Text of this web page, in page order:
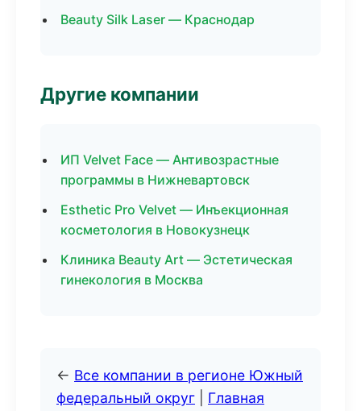
Beauty Silk Laser — Краснодар
Другие компании
ИП Velvet Face — Антивозрастные
программы в Нижневартовск
Esthetic Pro Velvet — Инъекционная
косметология в Новокузнецк
Клиника Beauty Art — Эстетическая
гинекология в Москва
← Все компании в регионе Южный
федеральный округ
Главная